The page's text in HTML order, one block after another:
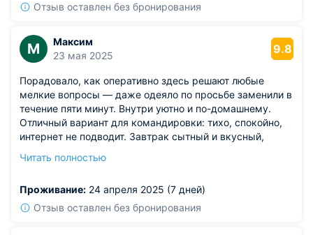
Отзыв оставлен без бронирования
М
Максим
23 мая 2025
9.8
Порадовало, как оперативно здесь решают любые
мелкие вопросы — даже одеяло по просьбе заменили в
течение пяти минут. Внутри уютно и по-домашнему.
Отличный вариант для командировки: тихо, спокойно,
интернет не подводит. Завтрак сытный и вкусный,
добраться как на машине, так и на общественном
встречала и провожала. Видно, что здесь стараются
ради гостей.
Читать полностью
Проживание: 24 апреля 2025 (7 дней)
Отзыв оставлен без бронирования